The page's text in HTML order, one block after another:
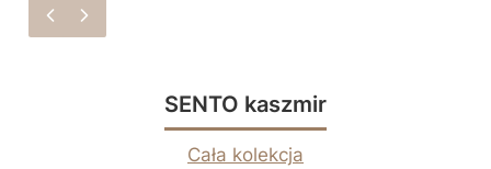
SENTO kaszmir
Cała kolekcja